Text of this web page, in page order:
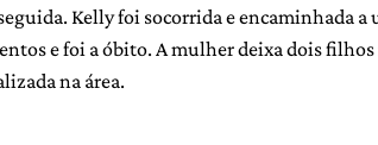
Kelly foi socorrida e encaminhada a
e foi a óbito. A mulher deixa dois
na área.